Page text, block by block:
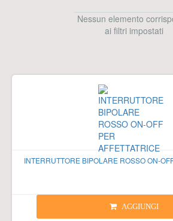
Nessun elemento
ai filtri impostati
INTERRUTTORE BIPOLARE ROSSO ON-
AGGIUNGI